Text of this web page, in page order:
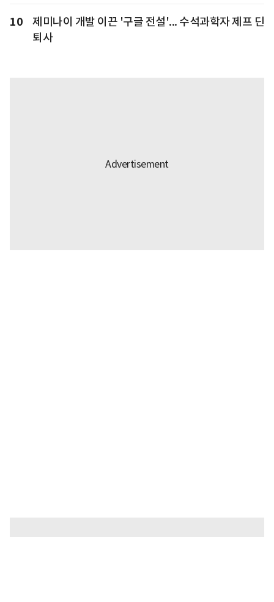
10
제미나이 개발 이끈 '구글 전설'... 수석과학자 제프 딘
퇴사